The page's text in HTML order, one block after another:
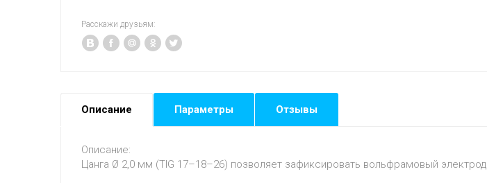
Расскажи друзьям:
Описание Параметры Отзывы
Описание:
Цанга Ø 2,0 мм (TIG 17–18–26) позволяет зафиксировать вольфрамовый